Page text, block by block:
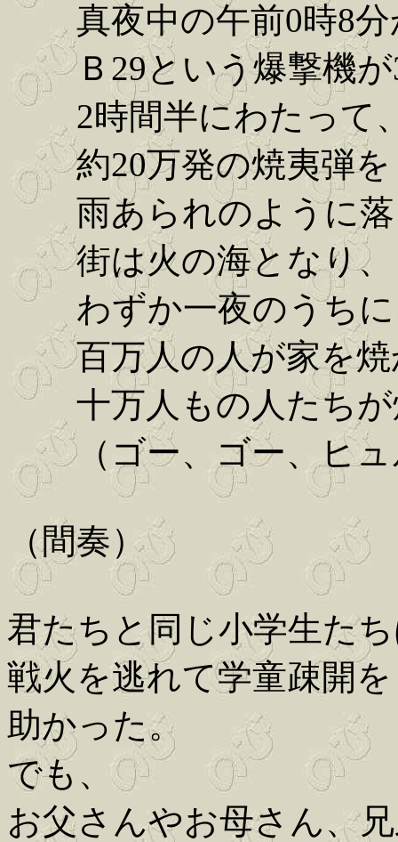
真夜中の午前0時8分
Ｂ29という爆撃機が
2時間半にわたって
約20万発の焼夷弾を
雨あられのように落
街は火の海となり、
わずか一夜のうちに
百万人の人が家を焼
十万人もの人たちが
（ゴー、ゴー、ヒュ
（間奏）
君たちと同じ小学生た
戦火を逃れて学童疎開
助かった。
でも、
お父さんやお母さん、